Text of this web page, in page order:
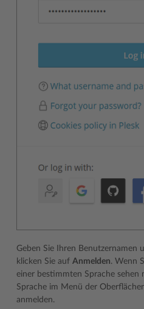
Geben Sie Ihren Benutzernamen
klicken Sie auf Anmelden. Wenn
einer bestimmten Sprache sehen
Sprache im Menü der
anmelden.